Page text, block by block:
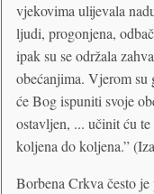
vjekovima ulijevala
ljudi, progonjena,
ipak su se održala
obećanjima. Vjerom su
će Bog ispuniti svoje
ostavljen, ... učinit ću
koljena do koljena.”
Borbena Crkva često